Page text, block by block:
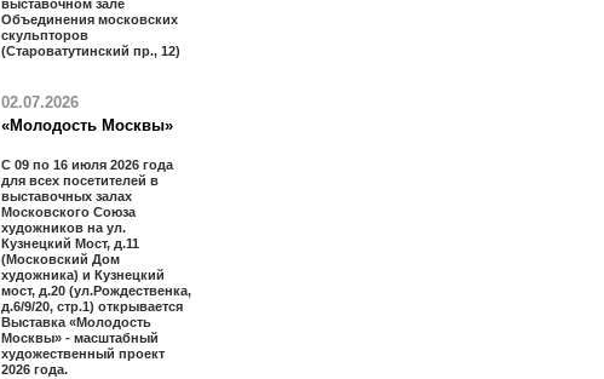
выставочном зале
Объединения московских
скульпторов
(Староватутинский пр., 12)
02.07.2026
«Молодость Москвы»
С 09 по 16 июля 2026 года
для всех посетителей в
выставочных залах
Московского Союза
художников на ул.
Кузнецкий Мост, д.11
(Московский Дом
художника) и Кузнецкий
мост, д.20 (ул.Рождественка,
д.6/9/20, стр.1) открывается
Выставка «Молодость
Москвы» - масштабный
художественный проект
2026 года.